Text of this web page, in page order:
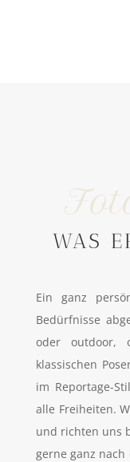
WAS
Ein ganz
Bedürfnisse
oder outdoor,
klassischen
im Reportage-
alle Freiheiten.
und richten uns
gerne ganz